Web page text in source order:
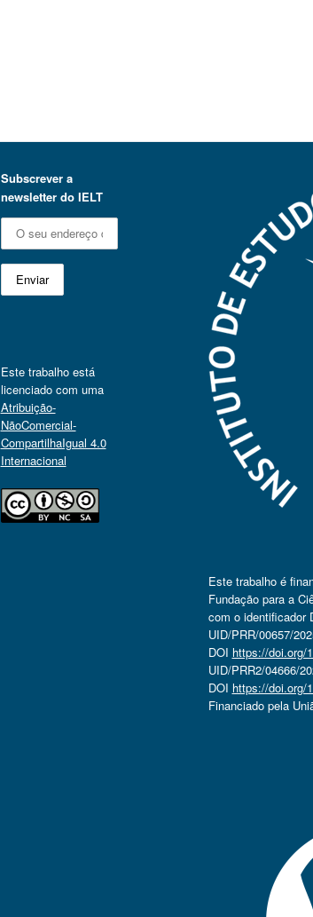
Subscrever a
newsletter do IELT
Este trabalho está
licenciado com uma
Atribuição-
NãoComercial-
CompartilhaIgual 4.0
Internacional
Este trabalho é
Fundação para a
com o identificador
UID/PRR/00657/
DOI https://doi.org/
UID/PRR2/04666/
DOI https://doi.org/
Financiado pela